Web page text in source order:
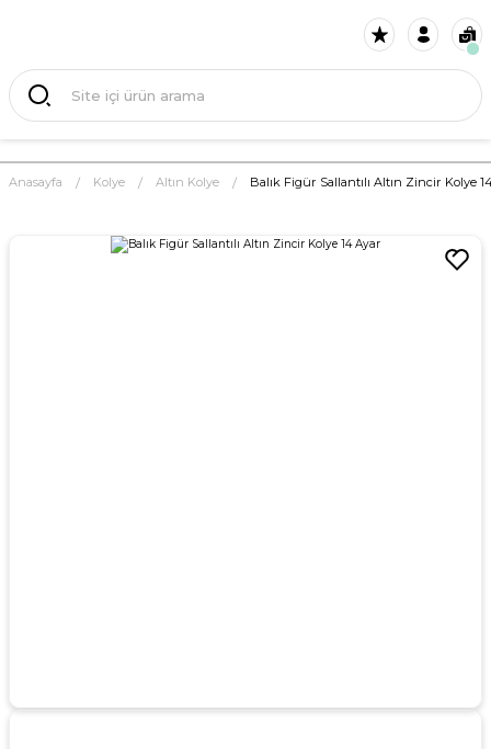
Anasayfa Kolye Altın Kolye Balık Figür Sallantılı Altın Zincir Kolye